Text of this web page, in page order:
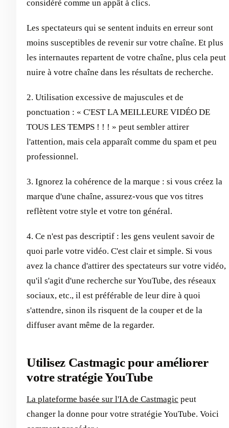
considéré comme un appât à clics.
Les spectateurs qui se sentent induits en erreur sont
moins susceptibles de revenir sur votre chaîne. Et plus
les internautes repartent de votre chaîne, plus cela peut
nuire à votre chaîne dans les résultats de recherche.
2. Utilisation excessive de majuscules et de
ponctuation : « C'EST LA MEILLEURE VIDÉO DE
TOUS LES TEMPS ! ! ! » peut sembler attirer
l'attention, mais cela apparaît comme du spam et peu
professionnel.
3. Ignorez la cohérence de la marque : si vous créez la
marque d'une chaîne, assurez-vous que vos titres
reflètent votre style et votre ton général.
4. Ce n'est pas descriptif : les gens veulent savoir de
quoi parle votre vidéo. C'est clair et simple. Si vous
avez la chance d'attirer des spectateurs sur votre vidéo,
qu'il s'agit d'une recherche sur YouTube, des réseaux
sociaux, etc., il est préférable de leur dire à quoi
s'attendre, sinon ils risquent de la couper et de la
diffuser avant même de la regarder.
Utilisez Castmagic pour améliorer
votre stratégie YouTube
La plateforme basée sur l'IA de Castmagic peut
changer la donne pour votre stratégie YouTube. Voici